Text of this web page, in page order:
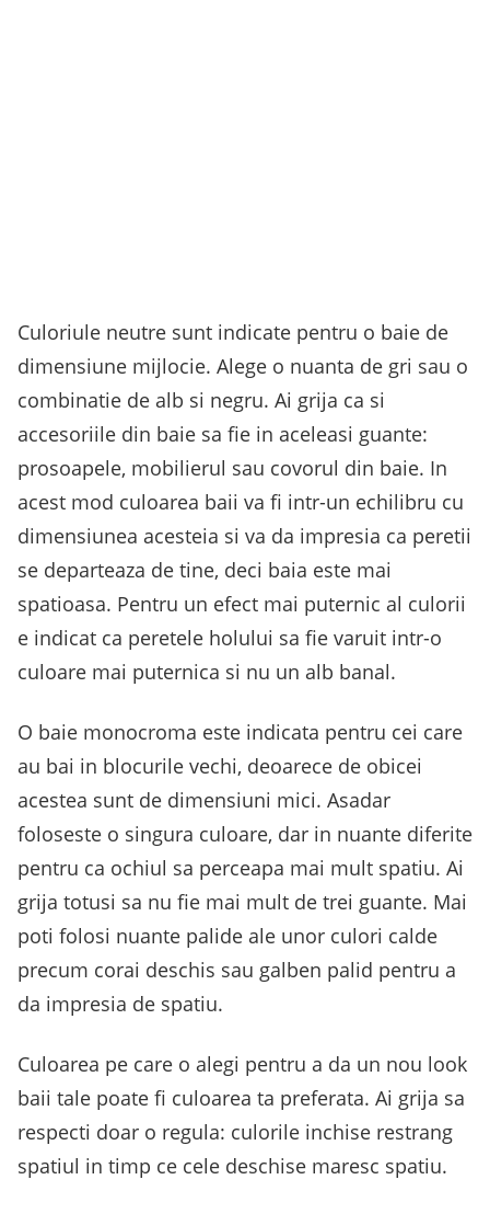
Culoriule neutre sunt indicate pentru o baie de
dimensiune mijlocie. Alege o nuanta de gri sau o
combinatie de alb si negru. Ai grija ca si
accesoriile din baie sa fie in aceleasi guante:
prosoapele, mobilierul sau covorul din baie. In
acest mod culoarea baii va fi intr-un echilibru cu
dimensiunea acesteia si va da impresia ca peretii
se departeaza de tine, deci baia este mai
spatioasa. Pentru un efect mai puternic al culorii
e indicat ca peretele holului sa fie varuit intr-o
culoare mai puternica si nu un alb banal.
O baie monocroma este indicata pentru cei care
au bai in blocurile vechi, deoarece de obicei
acestea sunt de dimensiuni mici. Asadar
foloseste o singura culoare, dar in nuante diferite
pentru ca ochiul sa perceapa mai mult spatiu. Ai
grija totusi sa nu fie mai mult de trei guante. Mai
poti folosi nuante palide ale unor culori calde
precum corai deschis sau galben palid pentru a
da impresia de spatiu.
Culoarea pe care o alegi pentru a da un nou look
baii tale poate fi culoarea ta preferata. Ai grija sa
respecti doar o regula: culorile inchise restrang
spatiul in timp ce cele deschise maresc spatiu.